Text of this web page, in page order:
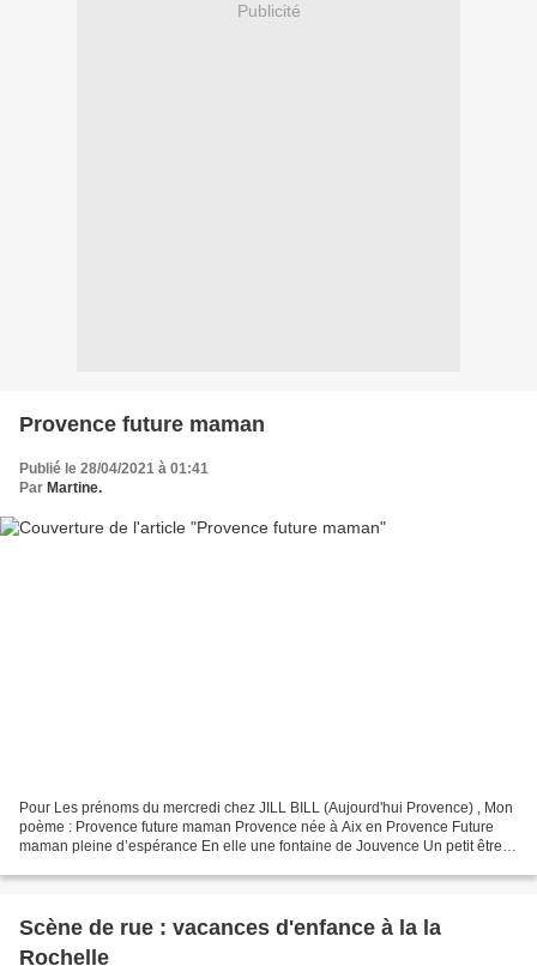
Publicité
Provence future maman
Publié le 28/04/2021 à 01:41
Par Martine.
Pour Les prénoms du mercredi chez JILL BILL (Aujourd'hui Provence) , Mon
poème : Provence future maman Provence née à Aix en Provence Future
maman pleine d’espérance En elle une fontaine de Jouvence Un petit être
Scène de rue : vacances d'enfance à la la
Rochelle